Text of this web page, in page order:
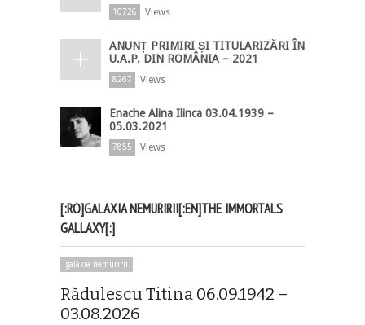
10726 Views
ANUNȚ PRIMIRI ȘI TITULARIZĂRI ÎN
U.A.P. DIN ROMÂNIA – 2021
8267 Views
Enache Alina Ilinca 03.04.1939 –
05.03.2021
7855 Views
[:RO]GALAXIA NEMURIRII[:EN]THE IMMORTALS
GALLAXY[:]
galaxia nemuririi
Rădulescu Titina 06.09.1942 –
03.08.2026